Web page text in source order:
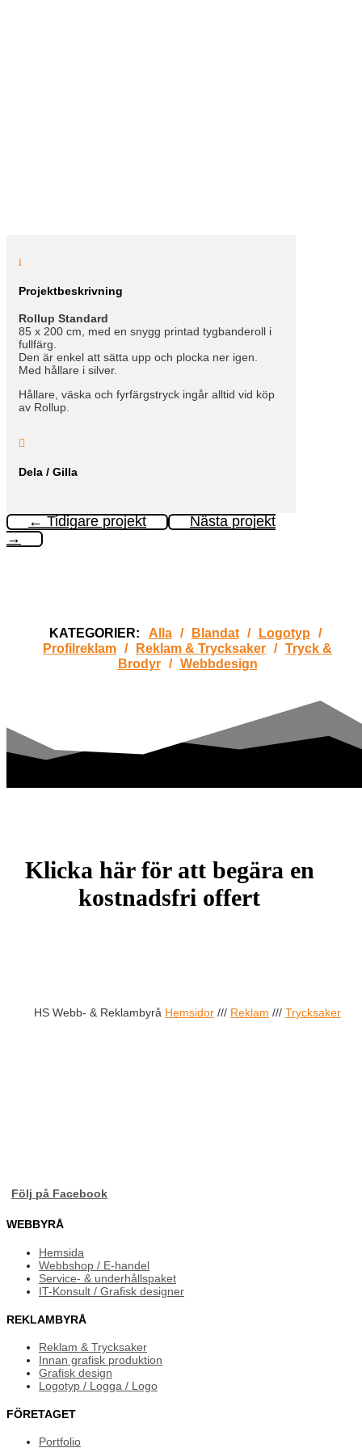
i
Projektbeskrivning
Rollup Standard
85 x 200 cm, med en snygg printad tygbanderoll i
fullfärg.
Den är enkel att sätta upp och plocka ner igen.
Med hållare i silver.
Hållare, väska och fyrfärgstryck ingår alltid vid köp
av Rollup.

Dela / Gilla
← Tidigare projekt
Nästa projekt
→
KATEGORIER: Alla / Blandat / Logotyp
/
Profilreklam / Reklam & Trycksaker / Tryck &
Brodyr / Webbdesign
Klicka här för att begära en
kostnadsfri offert
HS Webb- & Reklambyrå Hemsidor /// Reklam /// Trycksaker
Följ på Facebook
WEBBYRÅ
Hemsida
Webbshop / E-handel
Service- & underhållspaket
IT-Konsult / Grafisk designer
REKLAMBYRÅ
Reklam & Trycksaker
Innan grafisk produktion
Grafisk design
Logotyp / Logga / Logo
FÖRETAGET
Portfolio